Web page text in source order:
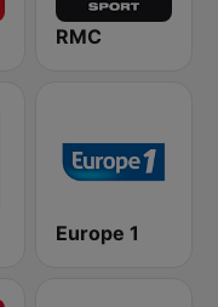
RMC
Europe 1